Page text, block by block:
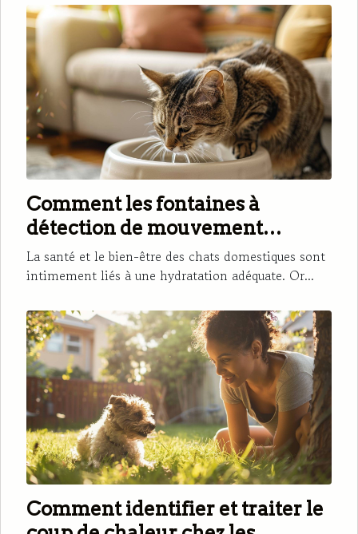
Comment les fontaines à
détection de mouvement
encouragent l'hydratation des
chats
La santé et le bien-être des chats domestiques sont
intimement liés à une hydratation adéquate. Or...
Comment identifier et traiter le